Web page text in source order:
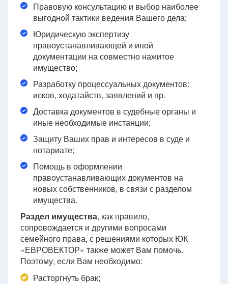
Правовую консультацию и выбор наиболее
выгодной тактики ведения Вашего дела;
Юридическую экспертизу
правоустанавливающей и иной
документации на совместно нажитое
имущество;
Разработку процессуальных документов:
исков, ходатайств, заявлений и пр.
Доставка документов в судебные органы и
иные необходимые инстанции;
Защиту Ваших прав и интересов в суде и
нотариате;
Помощь в оформлении
правоустанавливающих документов на
новых собственников, в связи с разделом
имущества.
Раздел имущества, как правило,
сопровождается и другими вопросами
семейного права, с решениями которых ЮК
«ЕВРОВЕКТОР» также может Вам помочь.
Поэтому, если Вам необходимо:
Расторгнуть брак;